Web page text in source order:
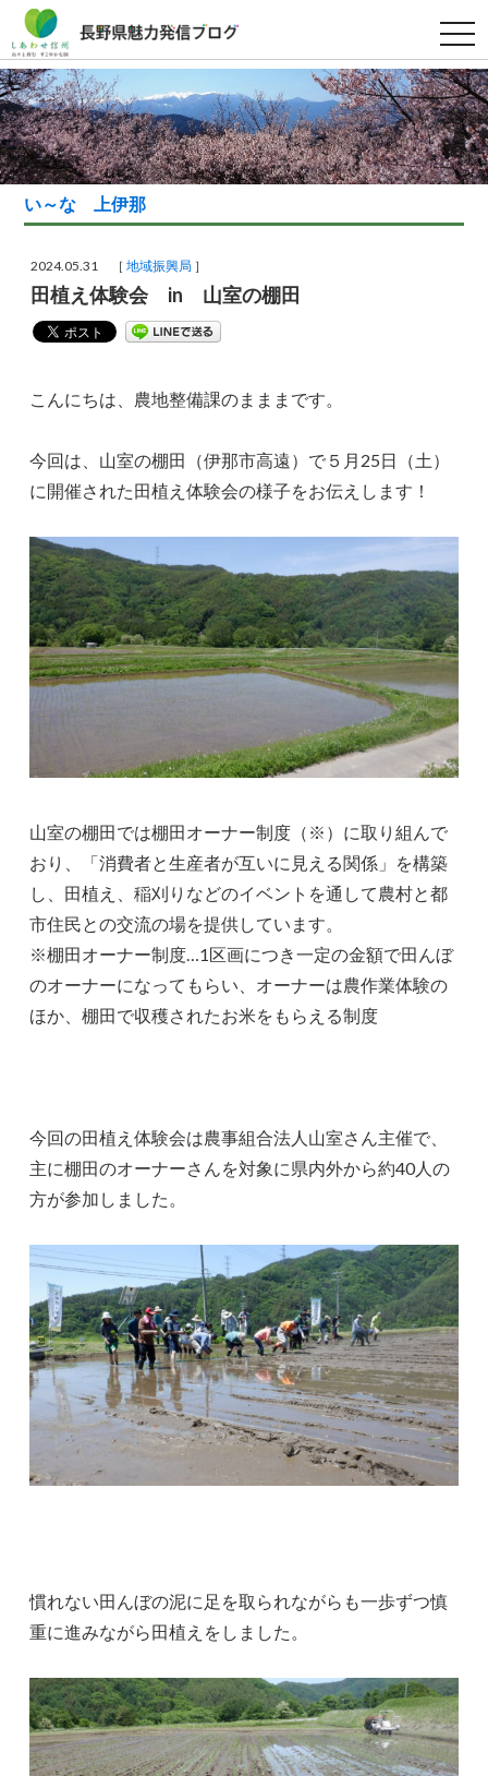
t
o
g
g
l
e
n
a
v
i
t
い～な 上伊那
2024.05.31 ［地域振興局 ］
田植え体験会 in 山室の棚田
こんにちは、農地整備課のまままです。
今回は、山室の棚田（伊那市高遠）で５月25日（土）
に開催された田植え体験会の様子をお伝えします！
山室の棚田では棚田オーナー制度（※）に取り組んで
おり、「消費者と生産者が互いに見える関係」を構築
し、田植え、稲刈りなどのイベントを通して農村と都
市住民との交流の場を提供しています。
※棚田オーナー制度…1区画につき一定の金額で田んぼ
のオーナーになってもらい、オーナーは農作業体験の
ほか、棚田で収穫されたお米をもらえる制度
今回の田植え体験会は農事組合法人山室さん主催で、
主に棚田のオーナーさんを対象に県内外から約40人の
方が参加しました。
慣れない田んぼの泥に足を取られながらも一歩ずつ慎
重に進みながら田植えをしました。